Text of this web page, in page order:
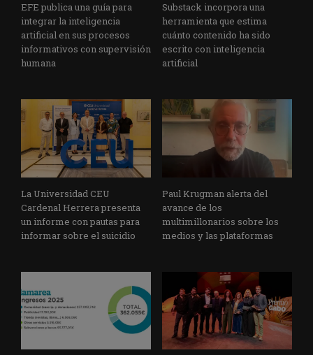
EFE publica una guía para
integrar la inteligencia
artificial en sus procesos
informativos con supervisión
humana
Substack incorpora una
herramienta que estima
cuánto contenido ha sido
escrito con inteligencia
artificial
La Universidad CEU
Cardenal Herrera presenta
un informe con pautas para
informar sobre el suicidio
Paul Krugman alerta del
avance de los
multimillonarios sobre los
medios y las plataformas